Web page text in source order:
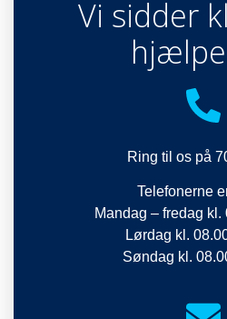
Vi sidder
Ring til os på
Telefonerne
Mandag – fredag kl.
Lørdag kl.
Søndag kl.